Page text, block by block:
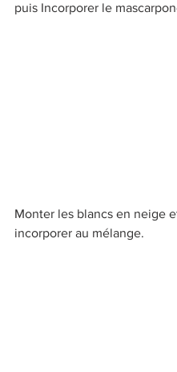
puis Incorporer le
Monter les blancs en neige
incorporer au mélange.